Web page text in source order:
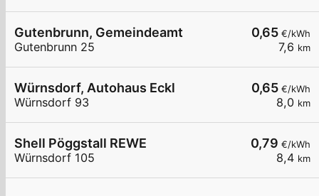
0,65 €/kWh
7,6 km
Gutenbrunn, Gemeindeamt
Gutenbrunn 25
0,65 €/kWh
8,0 km
Würnsdorf, Autohaus Eckl
Würnsdorf 93
0,79 €/kWh
8,4 km
Shell Pöggstall REWE
Würnsdorf 105